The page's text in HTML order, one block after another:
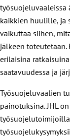
työsuojeluvaaleissa
kaikkien huulille, ja
vaikuttaa siihen,
jälkeen
erilaisina
saatavuudessa ja
Työsuojeluvaalien
painotuksina. JHL